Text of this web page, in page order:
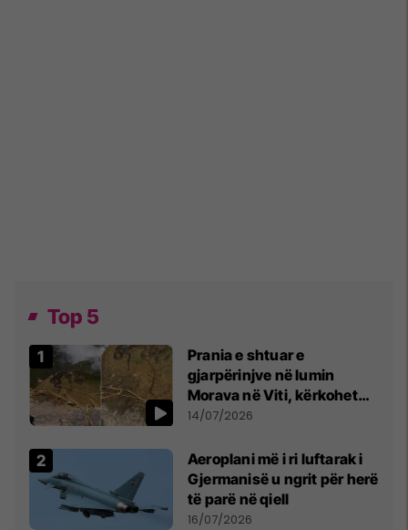
Top 5
Prania e shtuar e
gjarpërinjve në lumin
Morava në Viti, kërkohet
kujdes nga qytetarët
14/07/2026
Aeroplani më i ri luftarak i
Gjermanisë u ngrit për herë
të parë në qiell
16/07/2026